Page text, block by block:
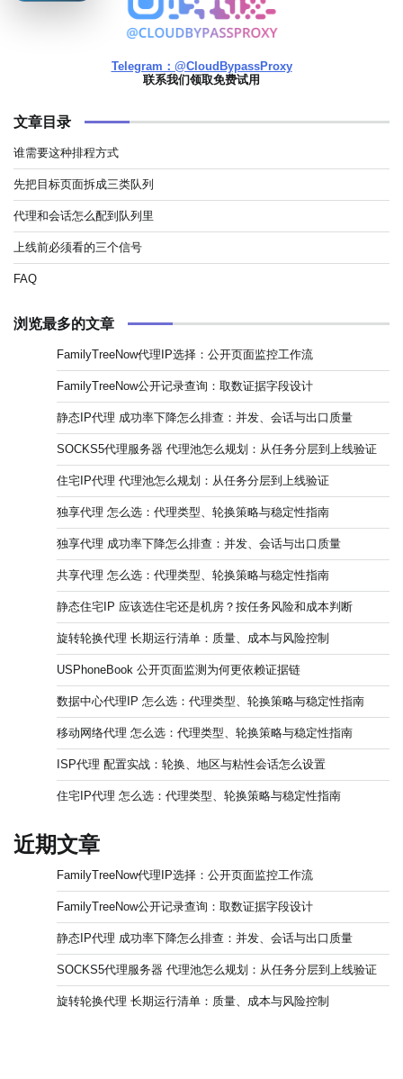
Telegram：@CloudBypassProxy
联系我们领取免费试用
文章目录
谁需要这种排程方式
先把目标页面拆成三类队列
代理和会话怎么配到队列里
上线前必须看的三个信号
FAQ
浏览最多的文章
FamilyTreeNow代理IP选择：公开页面监控工作流
FamilyTreeNow公开记录查询：取数证据字段设计
静态IP代理 成功率下降怎么排查：并发、会话与出口质量
SOCKS5代理服务器 代理池怎么规划：从任务分层到上线验证
住宅IP代理 代理池怎么规划：从任务分层到上线验证
独享代理 怎么选：代理类型、轮换策略与稳定性指南
独享代理 成功率下降怎么排查：并发、会话与出口质量
共享代理 怎么选：代理类型、轮换策略与稳定性指南
静态住宅IP 应该选住宅还是机房？按任务风险和成本判断
旋转轮换代理 长期运行清单：质量、成本与风险控制
USPhoneBook 公开页面监测为何更依赖证据链
数据中心代理IP 怎么选：代理类型、轮换策略与稳定性指南
移动网络代理 怎么选：代理类型、轮换策略与稳定性指南
ISP代理 配置实战：轮换、地区与粘性会话怎么设置
住宅IP代理 怎么选：代理类型、轮换策略与稳定性指南
近期文章
FamilyTreeNow代理IP选择：公开页面监控工作流
FamilyTreeNow公开记录查询：取数证据字段设计
静态IP代理 成功率下降怎么排查：并发、会话与出口质量
SOCKS5代理服务器 代理池怎么规划：从任务分层到上线验证
旋转轮换代理 长期运行清单：质量、成本与风险控制